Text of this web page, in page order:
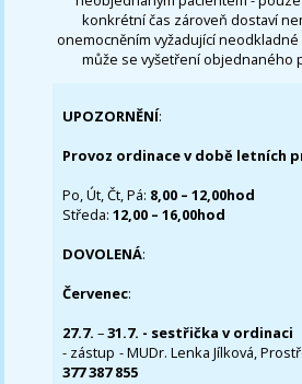
konkrétní čas zároveň dostaví
onemocněním vyžadující
může se vyšetření objednaného
UPOZORNĚNÍ:
Provoz ordinace v době letních
Po, Út, Čt, Pá: 8,00 – 12,00hod
Středa:12,00 – 16,00hod
DOVOLENÁ:
Červenec:
27.7.–31.7. - sestřička v ordinaci
- zástup - MUDr. Lenka Jílková,
377 387 855